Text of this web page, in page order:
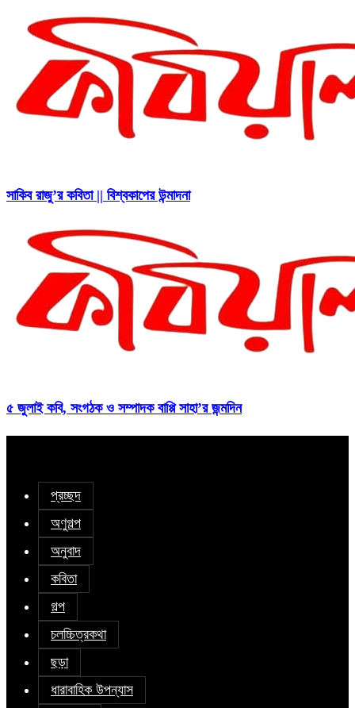
সাকিব রাজু’র কবিতা || বিশ্বকাপের উন্মাদনা
৫ জুলাই কবি, সংগঠক ও সম্পাদক বাপ্পি সাহা’র জন্মদিন
প্রচ্ছদ
অণুগল্প
অনুবাদ
কবিতা
গল্প
চলচ্চিত্রকথা
ছড়া
ধারাবাহিক উপন্যাস